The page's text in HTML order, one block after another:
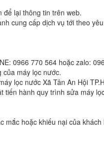
để lại thông tin trên web.
cung cấp dịch vụ tới theo
0966 770 564 hoặc zalo:
của máy lọc nước.
lọc nước Xã Tân An Hội
tiến hành quy trình sửa máy
hoặc khiếu nại của